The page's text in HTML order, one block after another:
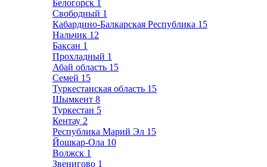
Белогорск 1
Свободный 1
Кабардино-Балкарская Республика 15
Нальчик 12
Баксан 1
Прохладный 1
Абай область 15
Семей 15
Туркестанская область 15
Шымкент 8
Туркестан 5
Кентау 2
Республика Марий Эл 15
Йошкар-Ола 10
Волжск 1
Звенигово 1